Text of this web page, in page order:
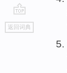
go
top
返回词典